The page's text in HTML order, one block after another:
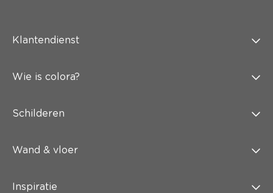
Klantendienst
Wie is colora?
Schilderen
Wand & vloer
Inspiratie